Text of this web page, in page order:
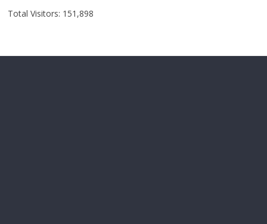
Total Visitors: 151,898